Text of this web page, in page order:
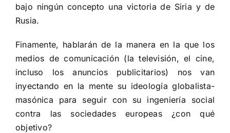
bajo ningún concepto una victoria de Siria y de
Rusia.
Finamente, hablarán de la manera en la que los
medios de comunicación (la televisión, el cine,
incluso los anuncios publicitarios) nos van
inyectando en la mente su ideología globalista-
masónica para seguir con su ingeniería social
contra las sociedades europeas ¿con qué
objetivo?